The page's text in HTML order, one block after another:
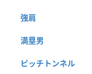
強肩
満塁男
ピッチトンネル